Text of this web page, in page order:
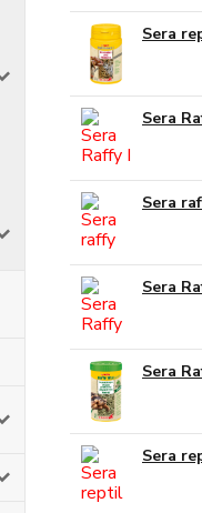
Sera
Sera
Sera
Sera
Sera
Sera